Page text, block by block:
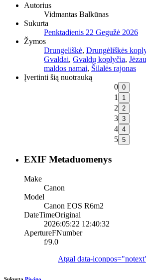
Autorius
Vidmantas Balkūnas
Sukurta
Penktadienis 22 Gegužė 2026
Žymos
Drungeliškė, Drungėliškės
Gvaldai, Gvaldų koplyčia,
maldos namai, Šilalės rajonas
Įvertinti šią nuotrauką
0
1
2
3
4
5
EXIF Metaduomenys
Make
Canon
Model
Canon EOS R6m2
DateTimeOriginal
2026:05:22 12:40:32
ApertureFNumber
f/9.0
Atgal data-